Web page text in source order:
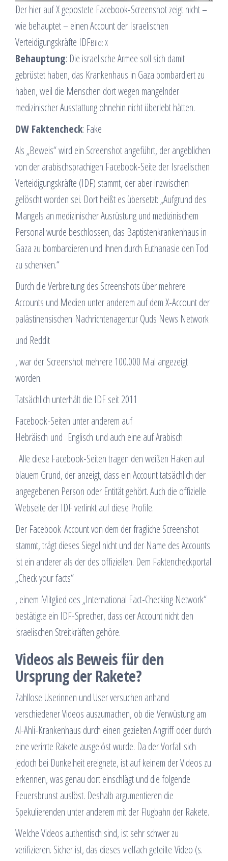
Der hier auf X gepostete Facebook-Screenshot zeigt nicht –
wie behauptet – einen Account der Israelischen
Verteidigungskräfte IDFBild: X
Behauptung: Die israelische Armee soll sich damit
gebrüstet haben, das Krankenhaus in Gaza bombardiert zu
haben, weil die Menschen dort wegen mangelnder
medizinischer Ausstattung ohnehin nicht überlebt hätten.
DW Faktencheck: Fake
Als „Beweis“ wird ein Screenshot angeführt, der angeblichen
von der arabischsprachigen Facebook-Seite der Israelischen
Verteidigungskräfte (IDF) stammt, der aber inzwischen
gelöscht worden sei. Dort heißt es übersetzt: „Aufgrund des
Mangels an medizinischer Ausrüstung und medizinischem
Personal wurde beschlossen, das Baptistenkrankenhaus in
Gaza zu bombardieren und ihnen durch Euthanasie den Tod
zu schenken.“
Durch die Verbreitung des Screenshots über mehrere
Accounts und Medien unter anderem auf dem X-Account der
palästinensischen Nachrichtenagentur Quds News Network
und Reddit
, war der Screenshot mehrere 100.000 Mal angezeigt
worden.
Tatsächlich unterhält die IDF seit 2011
Facebook-Seiten unter anderem auf
Hebräisch und Englisch und auch eine auf Arabisch
. Alle diese Facebook-Seiten tragen den weißen Haken auf
blauem Grund, der anzeigt, dass ein Account tatsächlich der
angegebenen Person oder Entität gehört. Auch die offizielle
Webseite der IDF verlinkt auf diese Profile.
Der Facebook-Account von dem der fragliche Screenshot
stammt, trägt dieses Siegel nicht und der Name des Accounts
ist ein anderer als der des offiziellen. Dem Faktencheckportal
„Check your facts“
, einem Mitglied des „International Fact-Checking Network“
bestätigte ein IDF-Sprecher, dass der Account nicht den
israelischen Streitkräften gehöre.
Videos als Beweis für den
Ursprung der Rakete?
Zahllose Userinnen und User versuchen anhand
verschiedener Videos auszumachen, ob die Verwüstung am
Al-Ahli-Krankenhaus durch einen gezielten Angriff oder durch
eine verirrte Rakete ausgelöst wurde. Da der Vorfall sich
jedoch bei Dunkelheit ereignete, ist auf keinem der Videos zu
erkennen, was genau dort einschlägt und die folgende
Feuersbrunst auslöst. Deshalb argumentieren die
Spekulierenden unter anderem mit der Flugbahn der Rakete.
Welche Videos authentisch sind, ist sehr schwer zu
verifizieren. Sicher ist, das dieses vielfach geteilte Video (s.